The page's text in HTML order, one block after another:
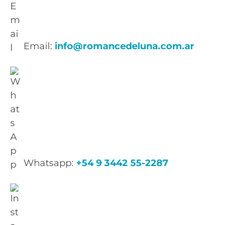
Email: info@romancedeluna.com.ar
Whatsapp: +54 9 3442 55-2287